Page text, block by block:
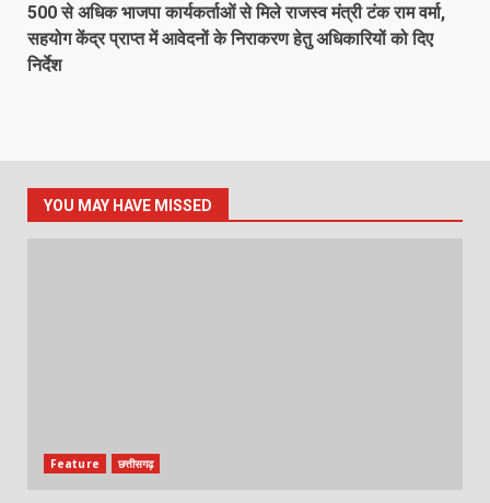
500 से अधिक भाजपा कार्यकर्ताओं से मिले राजस्व मंत्री टंक राम वर्मा,
सहयोग केंद्र प्राप्त में आवेदनों के निराकरण हेतु अधिकारियों को दिए
निर्देश
YOU MAY HAVE MISSED
Feature छत्तीसगढ़